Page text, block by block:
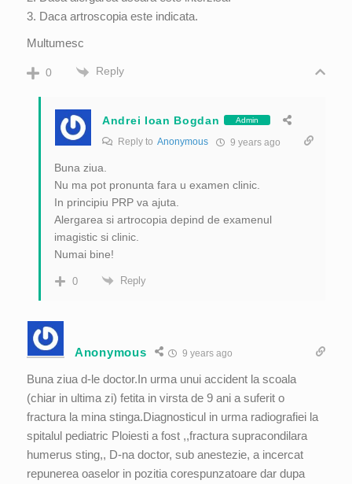
3. Daca artroscopia este indicata.
Multumesc
0 Reply
Andrei Ioan Bogdan Admin
Reply to Anonymous 9 years ago
Buna ziua.
Nu ma pot pronunta fara u examen clinic.
In principiu PRP va ajuta.
Alergarea si artrocopia depind de examenul
imagistic si clinic.
Numai bine!
0 Reply
Anonymous 9 years ago
Buna ziua d-le doctor.In urma unui accident la scoala
(chiar in ultima zi) fetita in virsta de 9 ani a suferit o
fractura la mina stinga.Diagnosticul in urma radiografiei la
spitalul pediatric Ploiesti a fost ,,fractura supracondilara
humerus sting,, D-na doctor, sub anestezie, a incercat
repunerea oaselor in pozitia corespunzatoare dar dupa